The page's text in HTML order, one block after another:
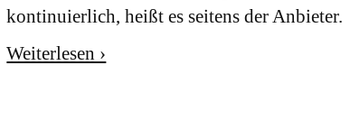
kontinuierlich, heißt es seitens der Anbieter.
Weiterlesen ›